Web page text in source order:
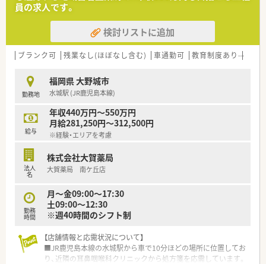
■ 店舗網の拡大と将来の管理薬剤師候補の確保を目指して新し
い正社員メンバーの増員募集を行っています。
■ 病院や調剤薬局での実務経験をお持ちの方でかかりつけ薬剤
師業務や在宅対応に意欲的な方を歓迎します。
■ 車通勤が可能な方やレセプト入力等の事務作業に苦手意識を
【法人特徴について】
■小売業大手グループと大手薬局チェーンが共同出資して設立
した九州エリアで急成長中の注目企業です。
■ 生鮮スーパーとドラッグストアを融合した新規店舗を福岡県
や熊本県を中心に順次オープンさせています。
■ ゼロから人間関係を構築できるオープニング環境が多く風通
員の求人です。
検討リストに追加
ブランク可 残業なし(ほぼなし含む) 車通勤可 教育制度あり
勤務地
福岡県 大野城市
水城駅 (JR鹿児島本線)
給与
年収440万円～550万円
月給281,250円～312,500円
※経験・エリアを考慮
法人
名
株式会社大賀薬局
大賀薬局 南ケ丘店
勤務
時間
月～金09:00～17:30
土09:00～12:30
※週40時間のシフト制
【店舗情報と応需状況について】
■JR鹿児島本線の水城駅から車で10分ほどの場所に位置してお
り、近隣の耳鼻咽喉科クリニックから処方箋を応需しています。